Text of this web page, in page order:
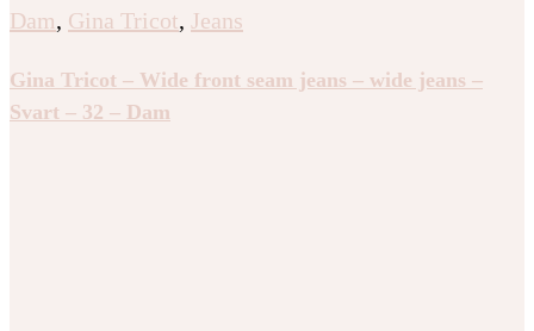
Dam, Gina Tricot, Jeans
Gina Tricot – Wide front seam jeans – wide jeans –
Svart – 32 – Dam